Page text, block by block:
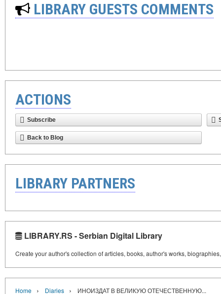
LIBRARY GUESTS COMMENTS
ACTIONS
Subscribe
Back to Blog
LIBRARY PARTNERS
LIBRARY.RS - Serbian Digital Library
Create your author's collection of articles, books, author's works,
Home › Diaries › ИНОИЗДАТ В ВЕЛИКУЮ ОТЕЧЕСТВЕННУЮ...